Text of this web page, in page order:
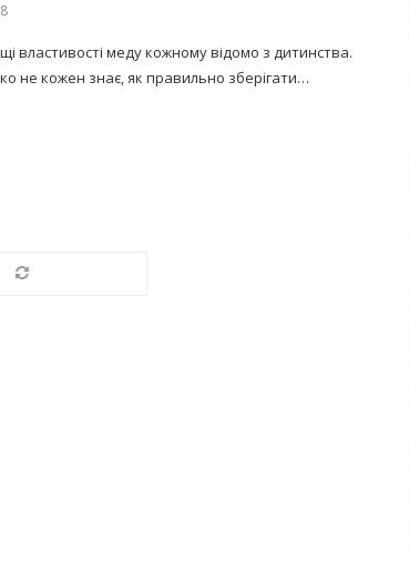
властивості меду кожному відомо з дитинства.
не кожен знає, як правильно зберігати…